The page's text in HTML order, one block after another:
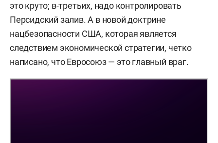
это круто; в-третьих, надо контролировать
Персидский залив. А в новой доктрине
нацбезопасности США, которая является
следствием экономической стратегии, четко
написано, что Евросоюз — это главный враг.